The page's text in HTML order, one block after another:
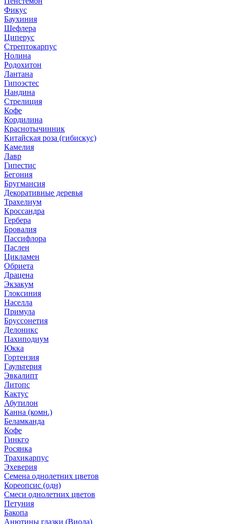
Фикус
Баухиния
Шефлера
Циперус
Стрептокарпус
Нолина
Родохитон
Лантана
Гипоэстес
Нандина
Стрелиция
Кофе
Кордилина
Краснотычинник
Китайская роза (гибискус)
Камелия
Лавр
Гипестис
Бегония
Бругмансия
Декоративные деревья
Трахелиум
Кроссандра
Гербера
Бровалия
Пассифлора
Паслен
Цикламен
Обриета
Драцена
Экзакум
Глоксиния
Населла
Примула
Бруссонетия
Делоникс
Пахиподиум
Юкка
Гортензия
Гаультерия
Эвкалипт
Литопс
Кактус
Абутилон
Канна (комн.)
Беламканда
Кофе
Гинкго
Росянка
Трахикарпус
Эхеверия
Семена однолетних цветов
Кореопсис (одн)
Смеси однолетних цветов
Петуния
Бакопа
Анютины глазки (Виола)